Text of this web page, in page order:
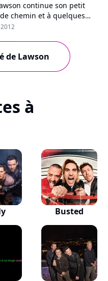
continue son petit
chemin et à quelques
il dévoile ce week-end le
de Lawson
à
Busted